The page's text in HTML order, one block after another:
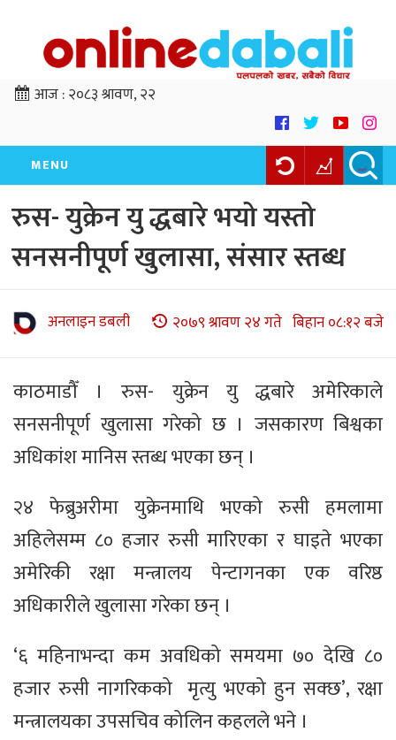
आज :२०८३ श्रावण, २२
MENU
रुस- युक्रेन यु द्धबारे भयो यस्तो
सनसनीपूर्ण खुलासा, संसार स्तब्ध
अनलाइन डबली २०७९ श्रावण २४ गते बिहान ०८:१२ बजे
काठमाडौँ । रुस- युक्रेन यु द्धबारे अमेरिकाले
सनसनीपूर्ण खुलासा गरेको छ । जसकारण बिश्वका
अधिकांश मानिस स्तब्ध भएका छन् ।
२४ फेब्रुअरीमा युक्रेनमाथि भएको रुसी हमलामा
अहिलेसम्म ८० हजार रुसी मारिएका र घाइते भएका
अमेरिकी रक्षा मन्त्रालय पेन्टागनका एक वरिष्ठ
अधिकारीले खुलासा गरेका छन् ।
‘६ महिनाभन्दा कम अवधिको समयमा ७० देखि ८०
हजार रुसी नागरिकको ​ मृत्यु भएको हुन सक्छ’, रक्षा
मन्त्रालयका उपसचिव कोलिन कहलले भने ।